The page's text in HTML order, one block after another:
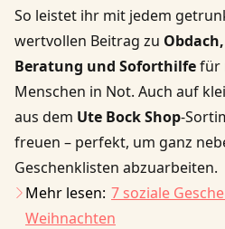
So leistet ihr mit jedem
wertvollen Beitrag zu
Beratung und Soforthilfefür
Menschen in Not. Auch auf
aus dem Ute Bock Shop-
freuen – perfekt, um ganz
Geschenklisten abzuarbeiten.
Mehr lesen: 7 soziale
Weihnachten